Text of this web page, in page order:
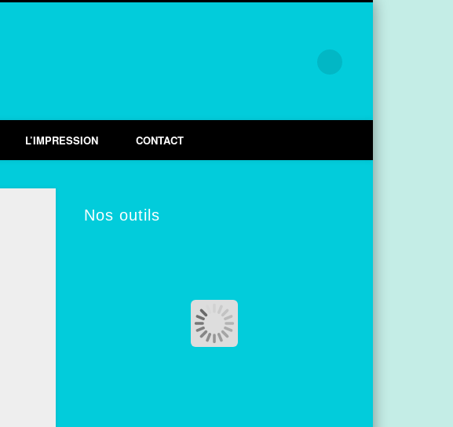
L’IMPRESSION CONTACT
Nos outils